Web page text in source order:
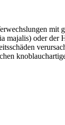
mit
majalis) oder der